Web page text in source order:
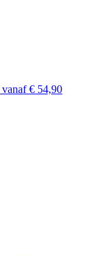
vanaf € 54,90